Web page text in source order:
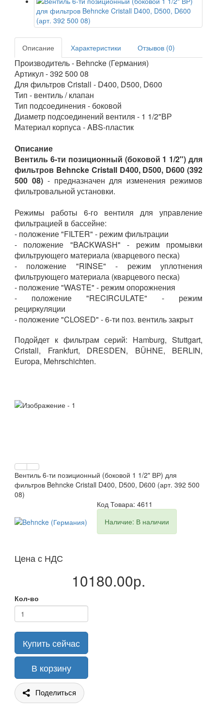
Описание Характеристики Отзывов (0)
Производитель - Behncke (Германия)
Артикул - 392 500 08
Для фильтров Cristall - D400, D500, D600
Тип - вентиль / клапан
Тип подсоединения - боковой
Диаметр подсоединений вентиля - 1 1/2"ВР
Материал корпуса - ABS-пластик
Описание
Вентиль 6-ти позиционный (боковой 1 1/2") для
фильтров Behncke Cristall D400, D500, D600 (392
500 08)- предназначен для изменения режимов
фильтровальной установки.
Режимы работы 6-го вентиля для управление
фильтрацией в бассейне:
- положение "FILTER" - режим фильтрации
- положение "BACKWASH" - режим промывки
фильтрующего материала (кварцевого песка)
- положение "RINSE" - режим уплотнения
фильтрующего материала (кварцевого песка)
- положение "WASTE" - режим опорожнения
- положение "RECIRCULATE" - режим
рециркуляции
- положение "CLOSED" - 6-ти поз. вентиль закрыт
Подойдет к фильтрам серий: Hamburg, Stuttgart,
Cristall, Frankfurt, DRESDEN, BÜHNE, BERLIN,
Europa, Mehrschichten.
Вентиль 6-ти позиционный (боковой 1 1/2" ВР) для
фильтров Behncke Cristall D400, D500, D600 (арт. 392 500
08)
Код Товара: 4611
Наличие: В наличии
Цена с НДС
10180.00р.
Кол-во
Купить сейчас
В корзину
Поделиться